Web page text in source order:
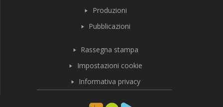
Produzioni
Pubblicazioni
Rassegna stampa
Impostazioni cookie
Informativa privacy